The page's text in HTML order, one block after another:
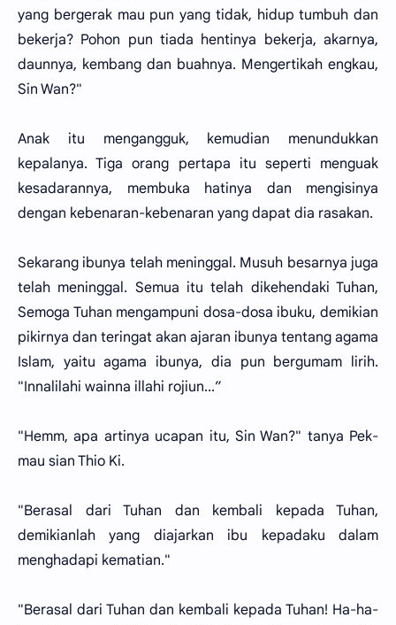
yang bergerak mau pun yang tidak, hidup tumbuh dan
bekerja? Pohon pun tiada hentinya bekerja, akarnya,
daunnya, kembang dan buahnya. Mengertikah engkau,
Sin Wan?"
Anak itu mengangguk, kemudian menundukkan
kepalanya. Tiga orang pertapa itu seperti menguak
kesadarannya, membuka hatinya dan mengisinya
dengan kebenaran-kebenaran yang dapat dia rasakan.
Sekarang ibunya telah meninggal. Musuh besarnya juga
telah meninggal. Semua itu telah dikehendaki Tuhan,
Semoga Tuhan mengampuni dosa-dosa ibuku, demikian
pikirnya dan teringat akan ajaran ibunya tentang agama
Islam, yaitu agama ibunya, dia pun bergumam lirih.
"Innalilahi wainna illahi rojiun...”
"Hemm, apa artinya ucapan itu, Sin Wan?" tanya Pek-
mau sian Thio Ki.
"Berasal dari Tuhan dan kembali kepada Tuhan,
demikianlah yang diajarkan ibu kepadaku dalam
menghadapi kematian."
"Berasal dari Tuhan dan kembali kepada Tuhan! Ha-ha-